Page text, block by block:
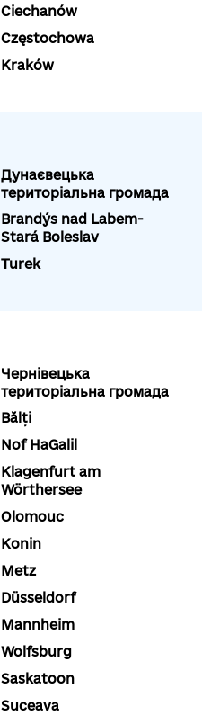
Ciechanów
Częstochowa
Kraków
Дунаєвецька
територіальна громада
Brandýs nad Labem-
Stará Boleslav
Turek
Чернівецька
територіальна громада
Bălți
Nof HaGalil
Klagenfurt am
Wörthersee
Olomouc
Konin
Metz
Düsseldorf
Mannheim
Wolfsburg
Saskatoon
Suceava